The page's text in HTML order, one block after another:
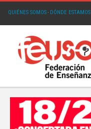
QUIÉNES SOMOS· DÓNDE ESTAMOS